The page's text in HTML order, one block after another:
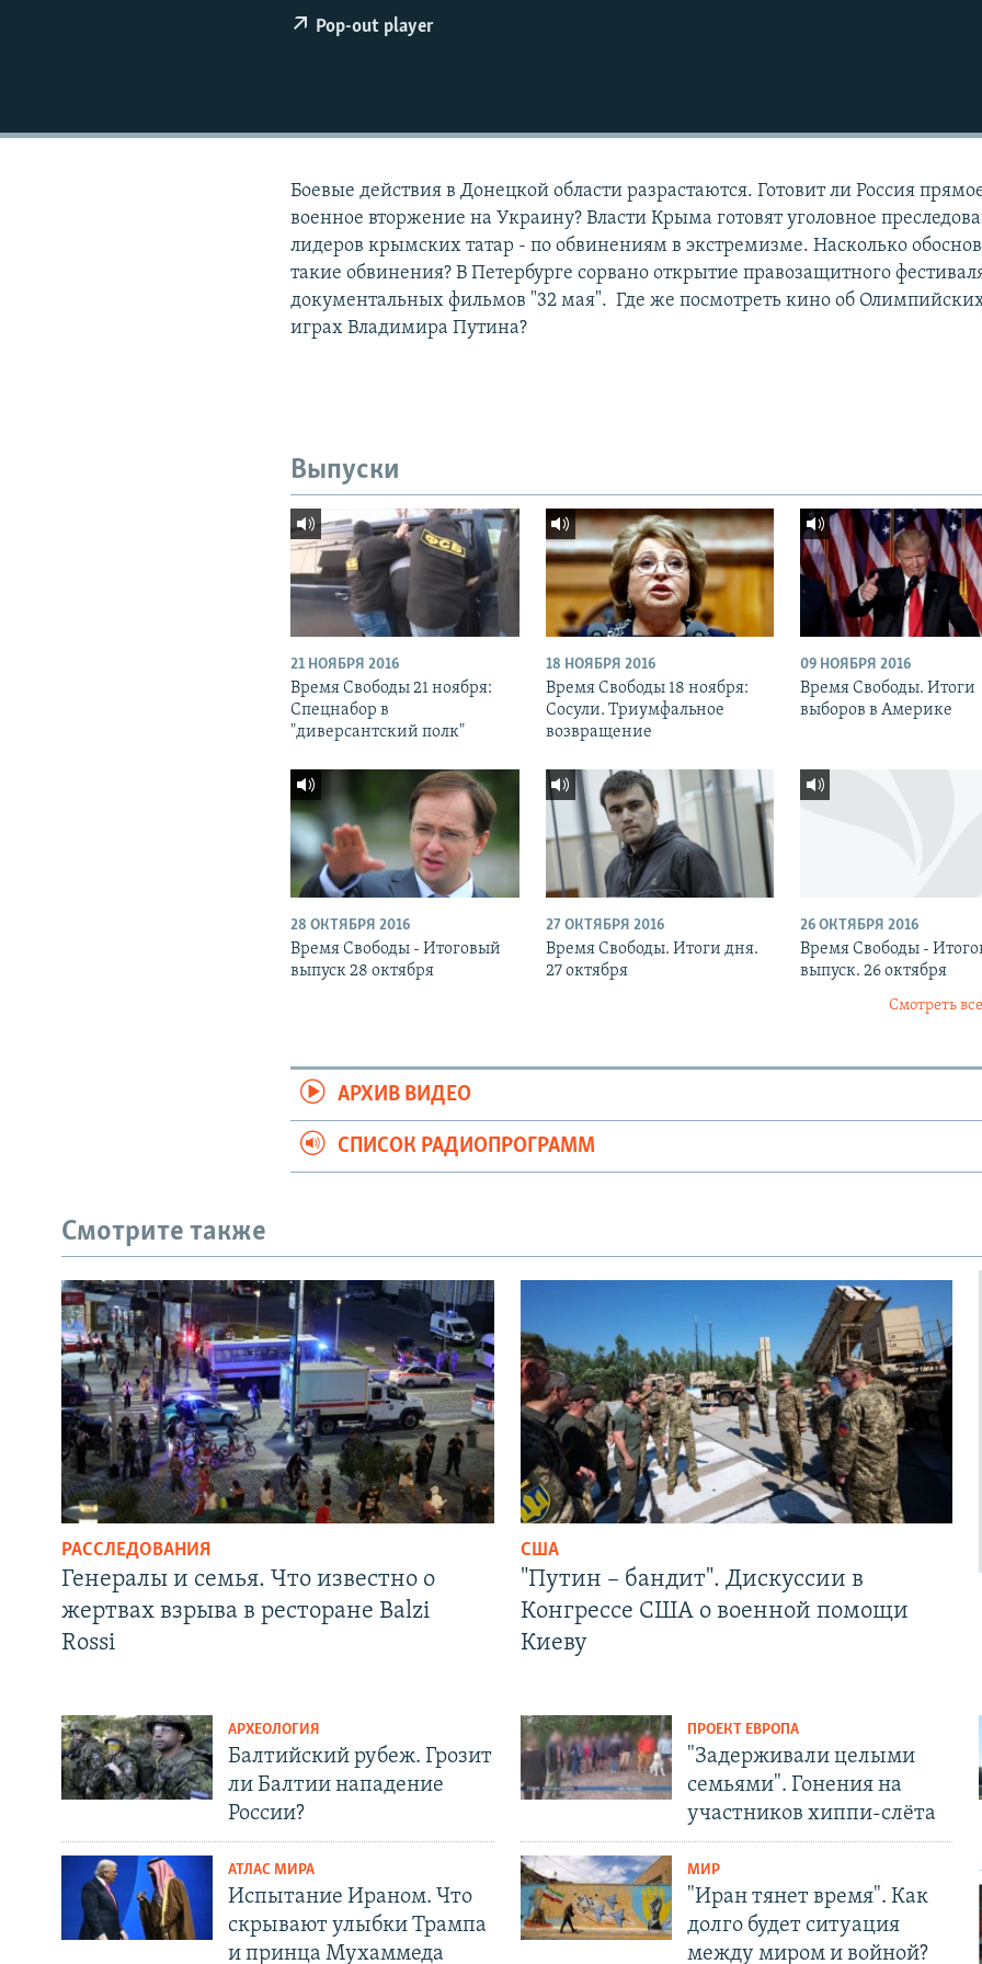
Pop-out player
Боевые действия в Донецкой области разрастаются. Готовит ли Россия
военное вторжение на Украину? Власти Крыма готовят уголовное
лидеров крымских татар - по обвинениям в экстремизме. Насколько
такие обвинения? В Петербурге сорвано открытие правозащитного
документальных фильмов "32 мая". Где же посмотреть кино об
играх Владимира Путина?
Выпуски
21 НОЯБРЯ 2016
Время Свободы 21 ноября:
Спецнабор в
"диверсантский полк"
18 НОЯБРЯ 2016
Время Свободы 18 ноября:
Сосули. Триумфальное
возвращение
09 НОЯБРЯ 2016
Время Свободы. Итоги
выборов в Америке
28 ОКТЯБРЯ 2016
Время Свободы - Итоговый
выпуск 28 октября
27 ОКТЯБРЯ 2016
Время Свободы. Итоги дня.
27 октября
26 ОКТЯБРЯ 2016
Время Свободы -
выпуск. 26 октября
Смотреть
АРХИВ ВИДЕО
СПИСОК РАДИОПРОГРАММ
Смотрите также
РАССЛЕДОВАНИЯ
Генералы и семья. Что известно о
жертвах взрыва в ресторане Balzi
Rossi
США
"Путин – бандит". Дискуссии в
Конгрессе США о военной помощи
Киеву
АРХЕОЛОГИЯ
Балтийский рубеж. Грозит
ли Балтии нападение
России?
АТЛАС МИРА
Испытание Ираном. Что
скрывают улыбки Трампа
и принца Мухаммеда
ПРОЕКТ ЕВРОПА
"Задерживали целыми
семьями". Гонения на
участников хиппи-слёта
МИР
"Иран тянет время". Как
долго будет ситуация
между миром и войной?